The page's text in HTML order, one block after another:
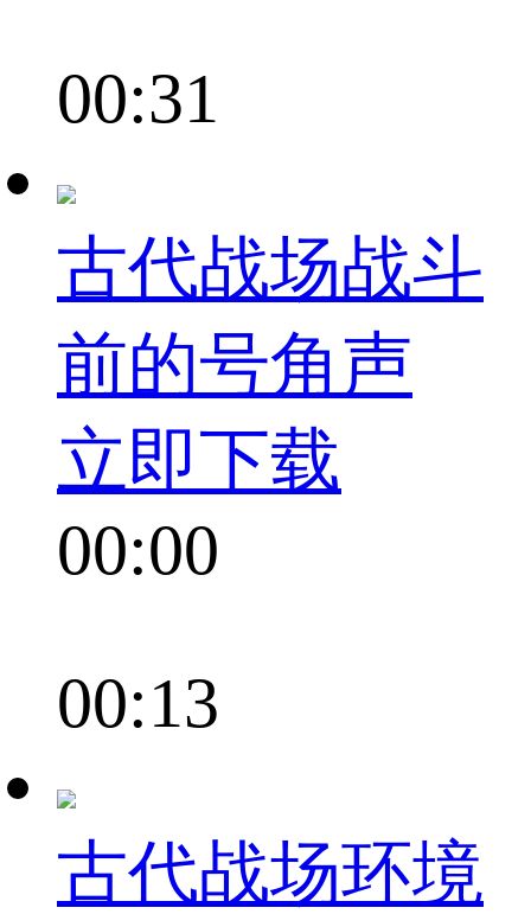
00:31
古代战场战斗
前的号角声
立即下载
00:00
00:13
古代战场环境